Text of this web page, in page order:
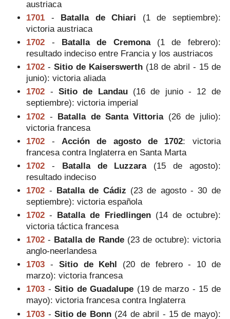
austriaca
1701 - Batalla de Chiari (1 de septiembre):
victoria austriaca
1702 - Batalla de Cremona(1 de febrero):
resultado indeciso entre Francia y los austriacos
1702 -Sitio de Kaiserswerth (18 de abril - 15 de
junio): victoria aliada
1702 - Sitio de Landau(16 de junio - 12 de
septiembre): victoria imperial
1702 - Batalla de Santa Vittoria (26 de julio):
victoria francesa
1702 - Acción de agosto de 1702: victoria
francesa contra Inglaterra en Santa Marta
1702 - Batalla de Luzzara(15 de agosto):
resultado indeciso
1702 - Batalla de Cádiz (23 de agosto - 30 de
septiembre): victoria española
1702 - Batalla de Friedlingen(14 de octubre):
victoria táctica francesa
1702 - Batalla de Rande(23 de octubre): victoria
anglo-neerlandesa
1703 - Sitio de Kehl
(20 de febrero - 10 de
marzo): victoria francesa
1703 -Sitio de Guadalupe (19 de marzo - 15 de
mayo): victoria francesa contra Inglaterra
1703 -Sitio de Bonn(24 de abril - 15 de mayo):